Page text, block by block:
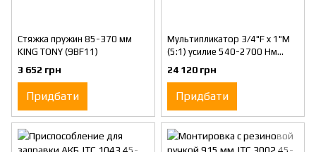
Стяжка пружин 85-370 мм
KING TONY (9BF11)
3 652 грн
Придбати
Мультипликатор 3/4"F x 1"M
(5:1) усилие 540-2700 Нм
KING TONY (34688)
24 120 грн
Придбати